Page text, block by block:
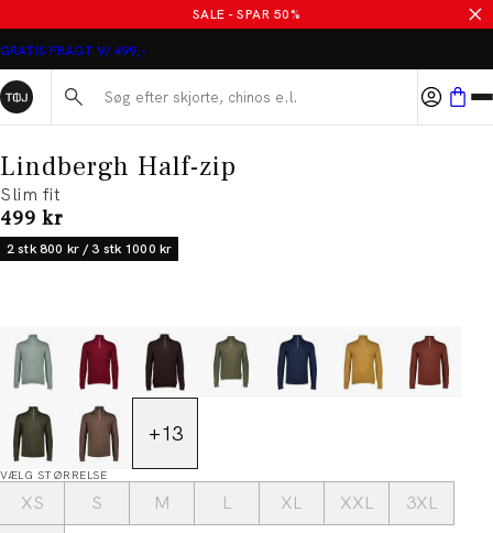
SALE - SPAR 50%
GRATIS FRAGT V/ 499,-
Søg her...
Lindbergh Half-zip
Slim fit
I alt (inkl. rabat)
499 kr
2 stk 800 kr / 3 stk 1000 kr
+13
VÆLG STØRRELSE
XS S M L XL XXL
3XL